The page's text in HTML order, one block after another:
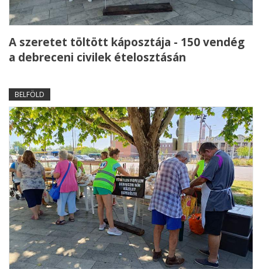
A szeretet töltött káposztája - 150 vendég
a debreceni civilek ételosztásán
BELFÖLD